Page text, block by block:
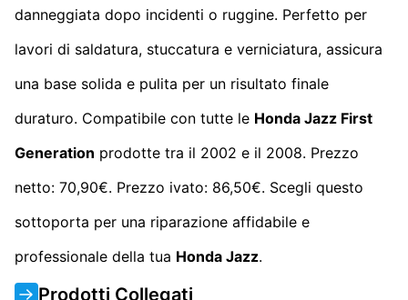
danneggiata dopo incidenti o ruggine. Perfetto per
lavori di saldatura, stuccatura e verniciatura, assicura
una base solida e pulita per un risultato finale
duraturo. Compatibile con tutte le Honda Jazz First
Generation prodotte tra il 2002 e il 2008. Prezzo
netto: 70,90€. Prezzo ivato: 86,50€. Scegli questo
sottoporta per una riparazione affidabile e
professionale della tua Honda Jazz.
Prodotti Collegati